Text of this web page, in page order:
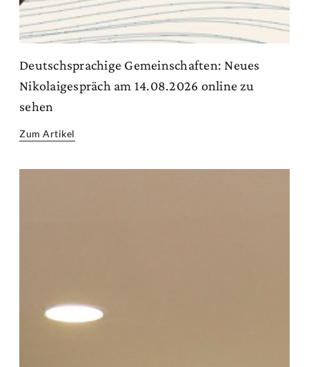
Deutschsprachige Gemeinschaften: Neues
Nikolaigespräch am 14.08.2026 online zu
sehen
Zum Artikel